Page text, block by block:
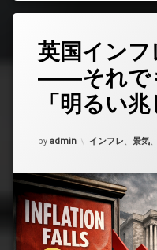
英国イン
――それで
「明るい
Updated on 2026年2月18日
by admin カテゴリー:
インフレ、 景気、
コ
メ
ぞ
国
イ
ン
フ
レ
は